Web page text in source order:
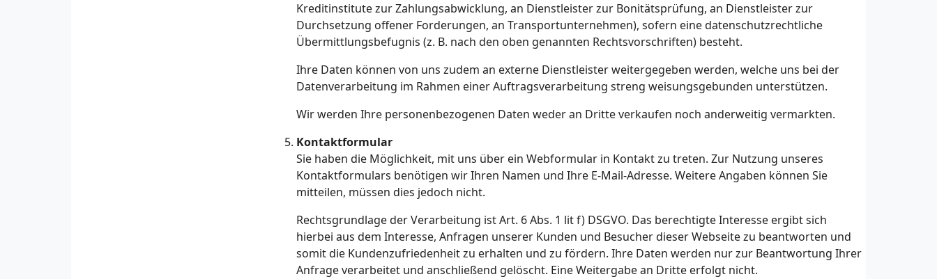
Kreditinstitute zur Zahlungsabwicklung, an Dienstleister zur Bonitätsprüfung, an Dienstleister zur
Durchsetzung offener Forderungen, an Transportunternehmen), sofern eine datenschutzrechtliche
Übermittlungsbefugnis (z. B. nach den oben genannten Rechtsvorschriften) besteht.
Ihre Daten können von uns zudem an externe Dienstleister weitergegeben werden, welche uns bei der
Datenverarbeitung im Rahmen einer Auftragsverarbeitung streng weisungsgebunden unterstützen.
Wir werden Ihre personenbezogenen Daten weder an Dritte verkaufen noch anderweitig vermarkten.
Kontaktformular
Sie haben die Möglichkeit, mit uns über ein Webformular in Kontakt zu treten. Zur Nutzung unseres
Kontaktformulars benötigen wir Ihren Namen und Ihre E-Mail-Adresse. Weitere Angaben können Sie
mitteilen, müssen dies jedoch nicht.
Rechtsgrundlage der Verarbeitung ist Art. 6 Abs. 1 lit f) DSGVO. Das berechtigte Interesse ergibt sich
hierbei aus dem Interesse, Anfragen unserer Kunden und Besucher dieser Webseite zu beantworten und
somit die Kundenzufriedenheit zu erhalten und zu fördern. Ihre Daten werden nur zur Beantwortung Ihrer
Anfrage verarbeitet und anschließend gelöscht. Eine Weitergabe an Dritte erfolgt nicht.